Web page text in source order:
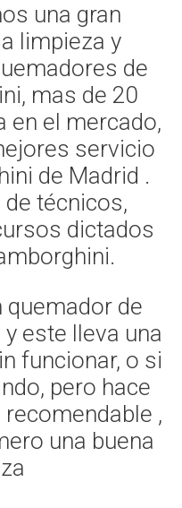
una gran
limpieza y
de
mas de 20
en el mercado,
servicio
de Madrid .
técnicos,
dictados
quemador de
este lleva una
funcionar, o si
pero hace
,
una buena